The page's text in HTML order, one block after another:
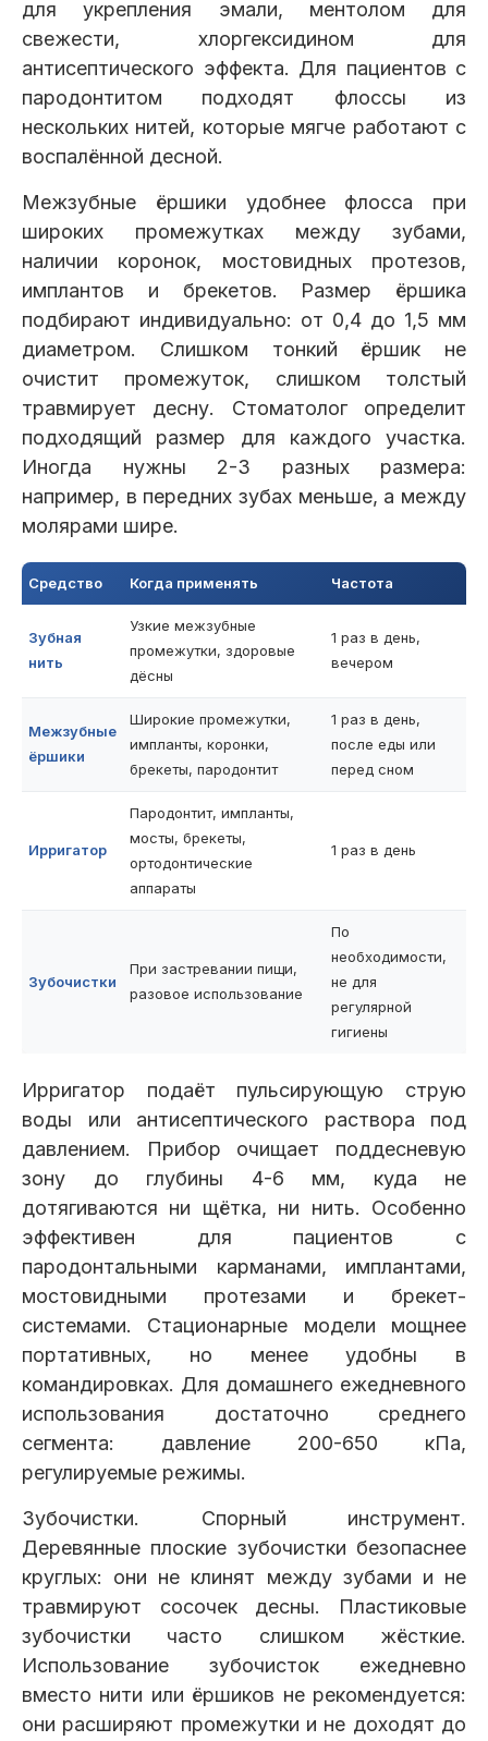
для укрепления эмали, ментолом для
свежести, хлоргексидином для
антисептического эффекта. Для пациентов с
пародонтитом подходят флоссы из
нескольких нитей, которые мягче работают с
воспалённой десной.
Межзубные ёршики удобнее флосса при
широких промежутках между зубами,
наличии коронок, мостовидных протезов,
имплантов и брекетов. Размер ёршика
подбирают индивидуально: от 0,4 до 1,5 мм
диаметром. Слишком тонкий ёршик не
очистит промежуток, слишком толстый
травмирует десну. Стоматолог определит
подходящий размер для каждого участка.
Иногда нужны 2-3 разных размера:
например, в передних зубах меньше, а между
молярами шире.
Средство Когда применять Частота
Зубная
нить
Узкие межзубные
промежутки, здоровые
дёсны
1 раз в день,
вечером
Межзубные
ёршики
Широкие промежутки,
импланты, коронки,
брекеты, пародонтит
1 раз в день,
после еды или
перед сном
Ирригатор
Пародонтит, импланты,
мосты, брекеты,
ортодонтические
аппараты
1 раз в день
Зубочистки
При застревании пищи,
разовое использование
По
необходимости,
не для
регулярной
гигиены
Ирригатор подаёт пульсирующую струю
воды или антисептического раствора под
давлением. Прибор очищает поддесневую
зону до глубины 4-6 мм, куда не
дотягиваются ни щётка, ни нить. Особенно
эффективен для пациентов с
пародонтальными карманами, имплантами,
мостовидными протезами и брекет-
системами. Стационарные модели мощнее
портативных, но менее удобны в
командировках. Для домашнего ежедневного
использования достаточно среднего
сегмента: давление 200-650 кПа,
регулируемые режимы.
Зубочистки. Спорный инструмент.
Деревянные плоские зубочистки безопаснее
круглых: они не клинят между зубами и не
травмируют сосочек десны. Пластиковые
зубочистки часто слишком жёсткие.
Использование зубочисток ежедневно
вместо нити или ёршиков не рекомендуется:
они расширяют промежутки и не доходят до